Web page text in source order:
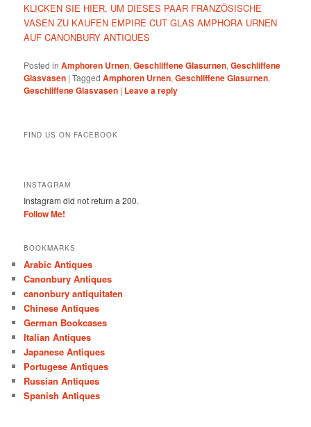
KLICKEN SIE HIER, UM DIESES PAAR FRANZÖSISCHE
VASEN ZU KAUFEN EMPIRE CUT GLAS AMPHORA URNEN
AUF CANONBURY ANTIQUES
Posted in Amphoren Urnen,Geschliffene Glasurnen,Geschliffene
Glasvasen |Tagged Amphoren Urnen,Geschliffene Glasurnen,
Geschliffene Glasvasen | Leave a reply
FIND US ON FACEBOOK
INSTAGRAM
Instagram did not return a 200.
Follow Me!
BOOKMARKS
Arabic Antiques
Canonbury Antiques
canonbury antiquitaten
Chinese Antiques
German Bookcases
Italian Antiques
Japanese Antiques
Portugese Antiques
Russian Antiques
Spanish Antiques